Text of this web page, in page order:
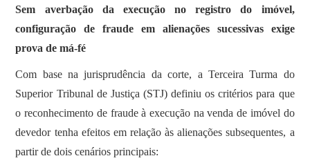
Sem averbação da execução no registro do imóvel,
configuração de fraude em alienações sucessivas exige
prova de má-fé
​Com base na jurisprudência da corte, a Terceira Turma do
Superior Tribunal de Justiça (STJ) definiu os critérios para que
o reconhecimento de fraude à execução na venda de imóvel do
devedor tenha efeitos em relação às alienações subsequentes, a
partir de dois cenários principais: